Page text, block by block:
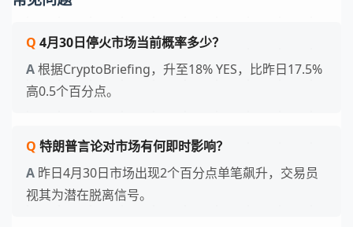
4月30日停火市场当前概率多少？
根据CryptoBriefing，升至18% YES，比昨日17.5%
高0.5个百分点。
特朗普言论对市场有何即时影响？
昨日4月30日市场出现2个百分点单笔飙升，交易员
视其为潜在脱离信号。